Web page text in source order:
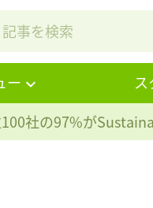
ー ス
社の97%が